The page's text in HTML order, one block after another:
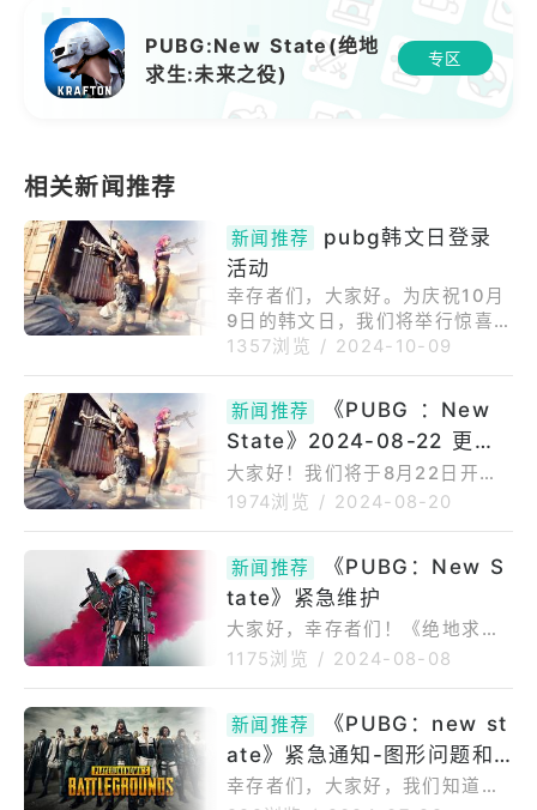
PUBG:New State(绝地
求生:未来之役)
专区
新闻推荐
pubg韩文日登录
活动
幸存者们，大家好。为庆祝10月
9日的韩文日，我们将举行惊喜签
到活动。请参考以下详细活动内
容，并记得领取准备好的礼物
哦！我们将努力以更优质的服务
回报新旗手们。谢谢。活动详情
活动时间：2024年10月9日（星
期三）00:00（UTC）~23:59
（UTC）活动描述：在活动期间
子券X3，鸡牌X10注意事项未在
活动期间领取的礼物可能无法获
得帮助。活动详
1357浏览 / 2024-10-09
新闻推荐
《PUBG ：New
State》2024-08-22 更新
维护公告
大家好！我们将于8月22日开始
对《未来之役手游》服务器进行
及其他问题进行了优化，还请大
家合理安排游戏时间。※更新维
护时间可能会发生变化，对此我
们将再次以本公告进行通知。[更
新维护公告]维护时间:08/2208:
维护期间将无法登录游戏。更新
维护可能发生变化，对此我们将
再次以本公告进行通知。维护时
间可能会延
1974浏览 / 2024-08-20
新闻推荐
《PUBG：New S
tate》紧急维护
大家好，幸存者们！《绝地求生:
未来之役》的NEWSTATE服务器
时间表：8月8日，4:25~8月8
日，7:30(UTC+0)维护详情：B
UG修复修复了服务器不稳定的问
1175浏览 / 2024-08-08
新闻推荐
《PUBG：new st
ate》紧急通知-图形问题和
帧率下降
幸存者们，大家好，我们知道一